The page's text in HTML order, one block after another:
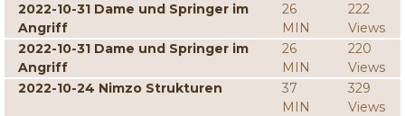
2022-10-31 Dame und Springer im
Angriff
26
MIN
222
Views
2022-10-31 Dame und Springer im
Angriff
26
MIN
220
Views
2022-10-24 Nimzo Strukturen
37
MIN
329
Views